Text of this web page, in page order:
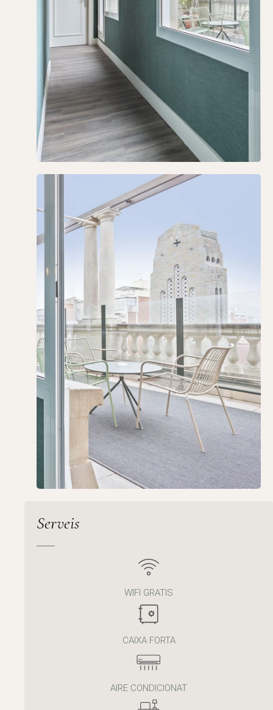
Serveis
WIFI GRATIS
CAIXA FORTA
AIRE CONDICIONAT